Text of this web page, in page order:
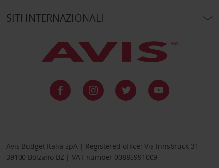
SITI INTERNAZIONALI
Avis Budget Italia SpA | Registered office: Via Innsbruck 31 –
39100 Bolzano BZ | VAT number 00886991009